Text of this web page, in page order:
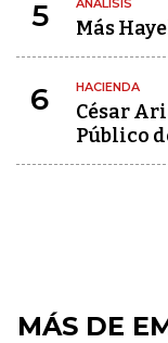
5 ANÁLISIS
Más
6 HACIENDA
César
Público
MÁS DE